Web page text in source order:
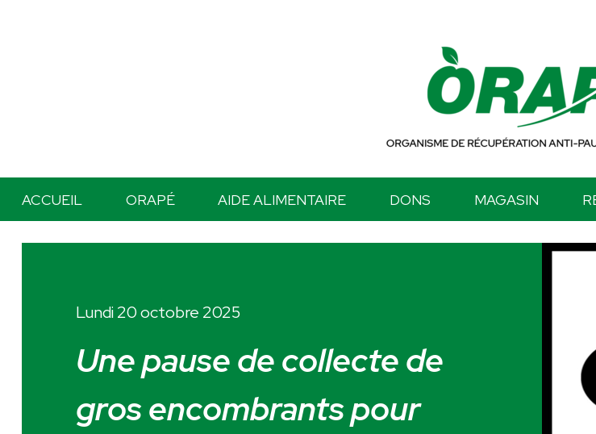
ACCUEIL ORAPÉ AIDE ALIMENTAIRE DONS MAGASIN
Lundi 20 octobre 2025
Une pause de collecte de
gros encombrants pour